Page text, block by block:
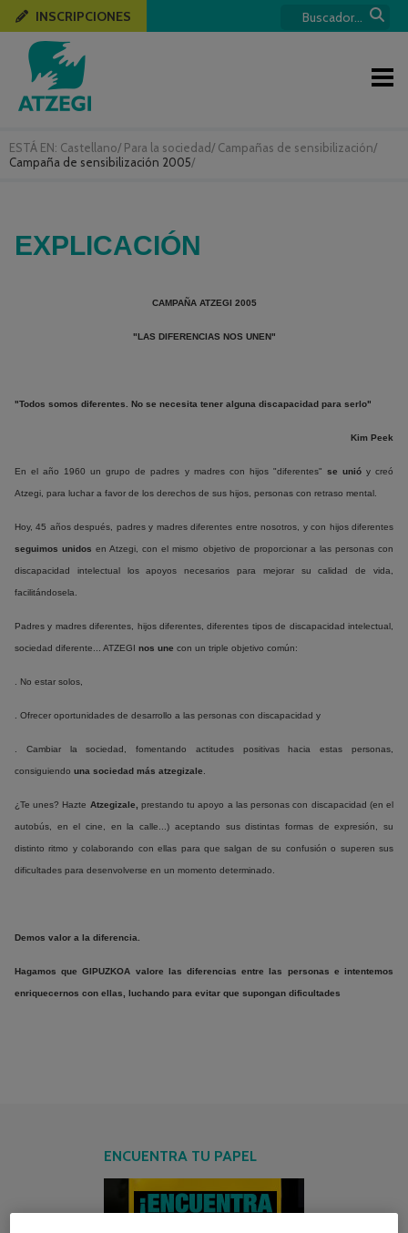
ESTÁ EN: Castellano/ Para la sociedad/ Campañas de sensibilización/
Campaña de sensibilización 2005/
INSCRIPCIONES
EXPLICACIÓN
CAMPAÑA ATZEGI 2005
"LAS DIFERENCIAS NOS UNEN"
"Todos somos diferentes. No se necesita tener alguna discapacidad para serlo"
Kim Peek
En el año 1960 un grupo de padres y madres con hijos "diferentes" se unió y creó
Atzegi, para luchar a favor de los derechos de sus hijos, personas con retraso mental.
Hoy, 45 años después, padres y madres diferentes entre nosotros, y con hijos diferentes
seguimos unidos en Atzegi, con el mismo objetivo de proporcionar a las personas con
discapacidad intelectual los apoyos necesarios para mejorar su calidad de vida,
facilitándosela.
Padres y madres diferentes, hijos diferentes, diferentes tipos de discapacidad intelectual,
sociedad diferente... ATZEGI nos une con un triple objetivo común:
. No estar solos,
. Ofrecer oportunidades de desarrollo a las personas con discapacidad y
. Cambiar la sociedad, fomentando actitudes positivas hacia estas personas,
consiguiendo una sociedad más atzegizale
¿Te unes? Hazte Atzegizale, prestando tu apoyo a las personas con discapacidad (en el
autobús, en el cine, en la calle...) aceptando sus distintas formas de expresión, su
distinto ritmo y colaborando con ellas para que salgan de su confusión o superen sus
dificultades para desenvolverse en un momento determinado.
Demos valor a la diferencia.
Hagamos que GIPUZKOA valore las diferencias entre las personas e intentemos
enriquecernos con ellas, luchando para evitar que supongan dificultades
ENCUENTRA TU PAPEL